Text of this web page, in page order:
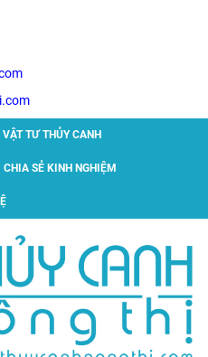
VẬT TƯ THỦY CANH
CHIA SẺ KINH NGHIỆM